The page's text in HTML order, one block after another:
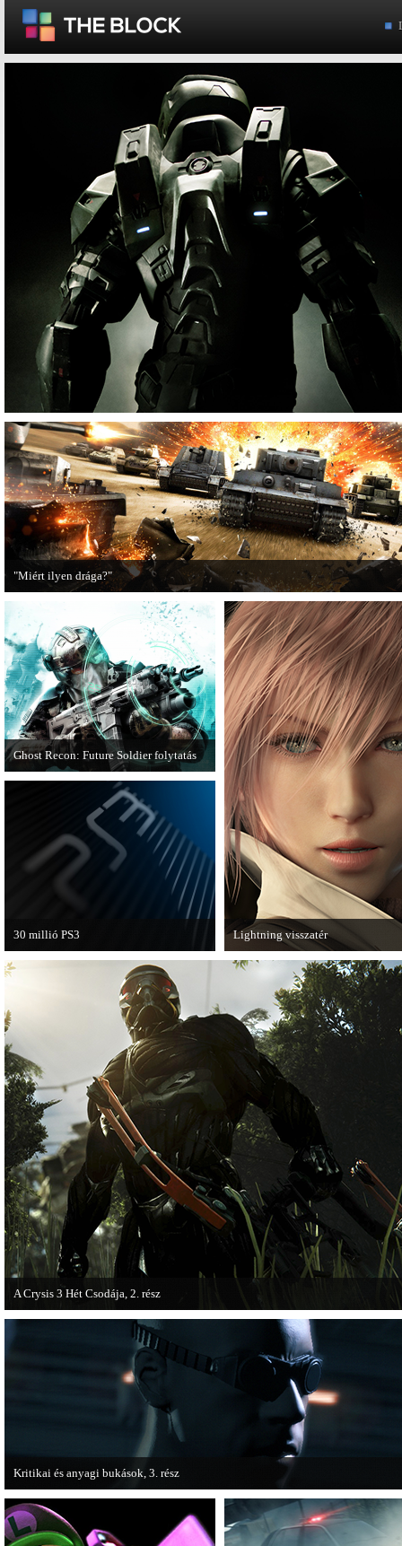
"Miért ilyen drága?"
A PC Guru utánajárt, miért kerülnek olyan sokba a AAA-kategóriás
Ghost Recon: Future Soldier folytatás
Több jel is utal arra, hogy készülőben
van a Ghost Recon: Future Soldier
következő epizódja.
Lightning visszatér
Megjött a Lightning Returns:
Fantasy XIII című játék első
30 millió PS3
A PAL régióban a PS3 átlépte a 30
milliós eladott darabszámot.
A Crysis 3 Hét Csodája, 2. rész
Megjelent a Crysis 3 videosorozat második része, amely a The Hunt címet
Kritikai és anyagi bukások, 3. rész
A PC Guru "Kritikai és anyagi bukások" című cikksorozatának utolsó részét
olvashatjuk.